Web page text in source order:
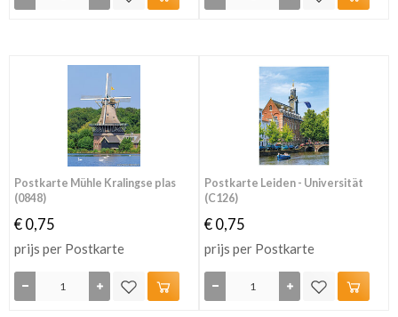
Postkarte Mühle Kralingse plas
(0848)
€ 0,75
prijs per Postkarte
Postkarte Leiden - Universität
(C126)
€ 0,75
prijs per Postkarte